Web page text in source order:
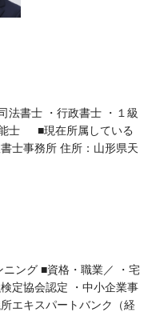
書士 ・行政書士 ・１級
能士 ■現在所属している
士事務所 住所：山形県天
ング ■資格・職業／ ・宅
定協会認定 ・中小企業事
エキスパートバンク（経